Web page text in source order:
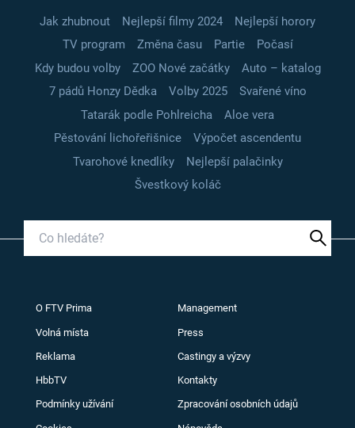
Jak zhubnout Nejlepší filmy 2024
Nejlepší horory
TV program
Změna času Partie
Počasí
Kdy budou volby
ZOO Nové začátky
Auto – katalog
7 pádů Honzy Dědka
Volby 2025
Svařené víno
Tatarák podle Pohlreicha
Aloe vera
Pěstování lichořeřišnice
Výpočet ascendentu
Tvarohové knedlíky
Nejlepší palačinky
Švestkový koláč
O FTV Prima Management
Volná místa Press
Reklama Castingy a výzvy
HbbTV Kontakty
Podmínky užívání Zpracování osobních údajů